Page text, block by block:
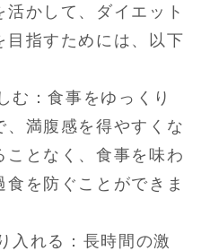
かして、ダイエット
目指すためには、以下
む：食事をゆっくり
、満腹感を得やすくな
ことなく、食事を味わ
を防ぐことができま
入れる：長時間の激